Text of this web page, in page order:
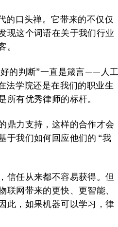
的口头禅。它带来的不仅仅
现这个词语在关于我们行业
。
的判断”一直是箴言——人工
法学院还是在我们的职业生
有优秀律师的标杆。
鼎力支持，这样的合作才会
于我们如何回应他们的 “我
信任从来都不容易获得。但
网带来的更快、更智能、
此，如果机器可以学习，律